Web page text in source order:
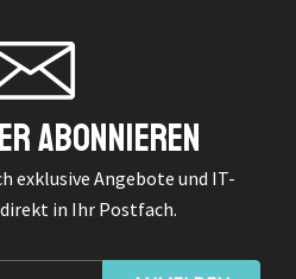
Abonnieren
exklusive Angebote und IT-
in Ihr Postfach.